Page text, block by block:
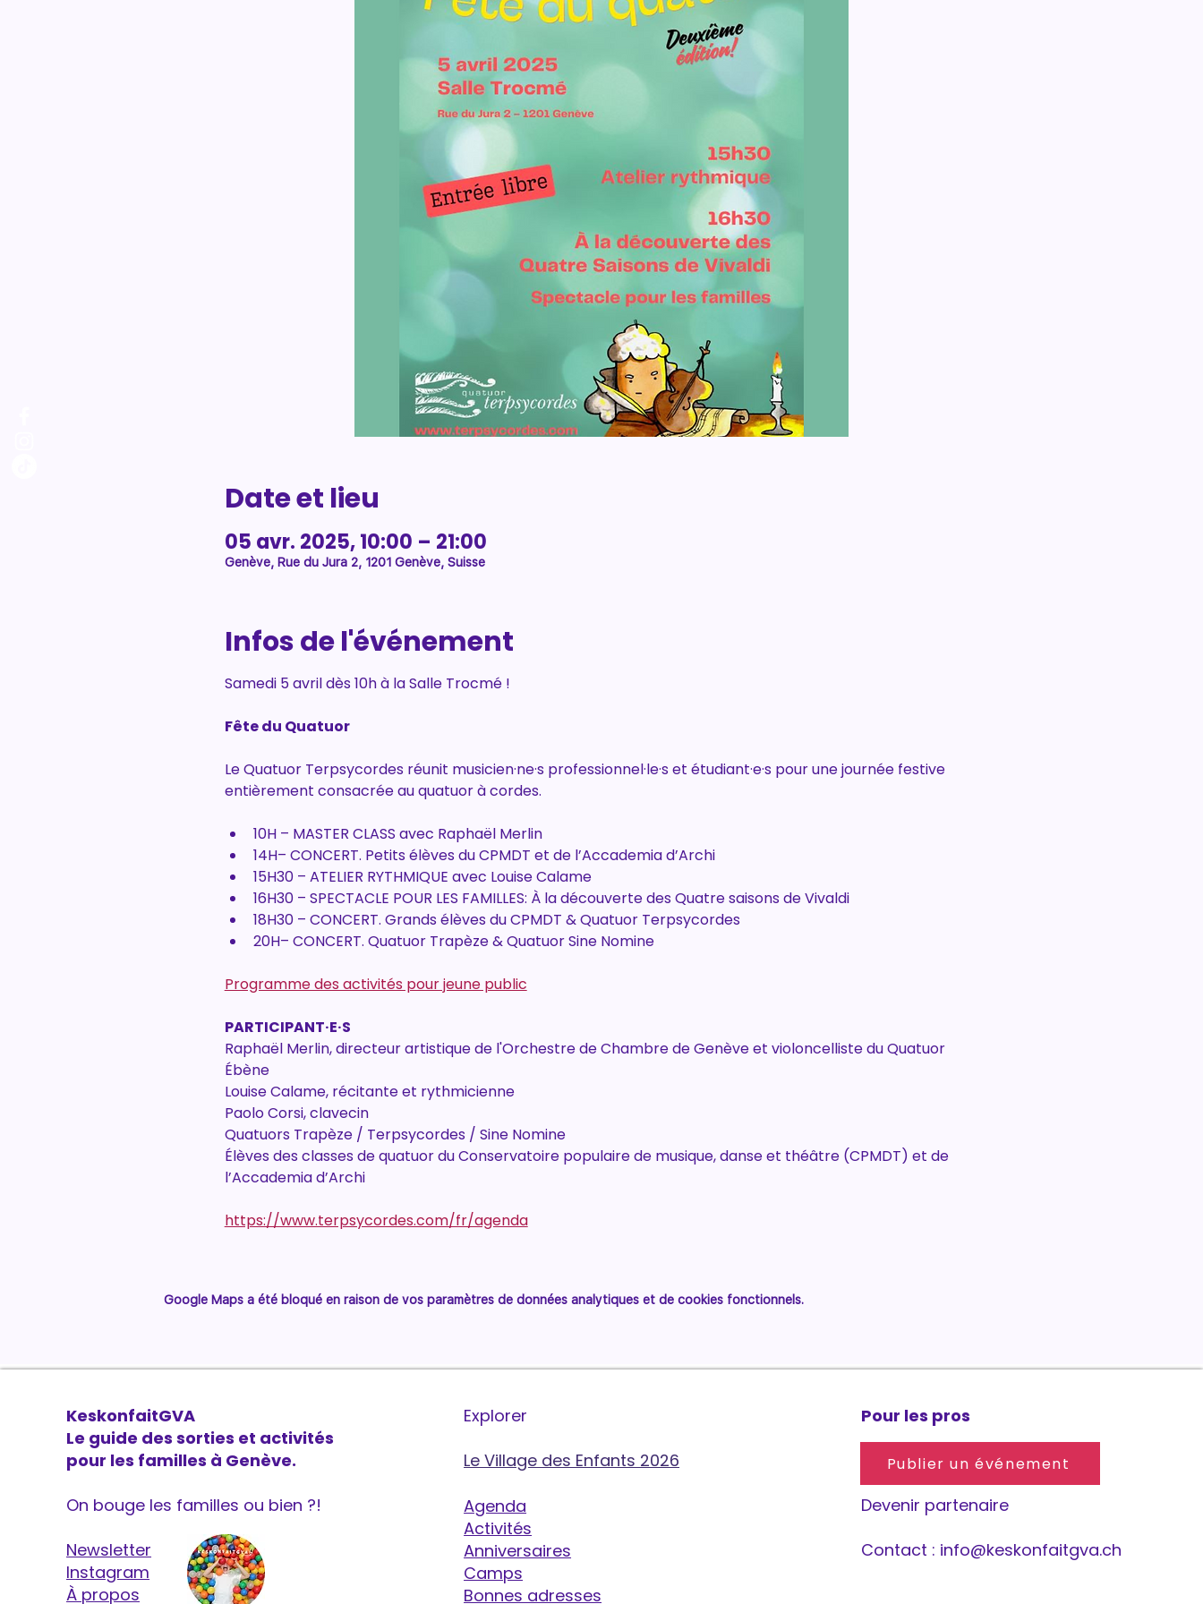
Date et lieu
05 avr. 2025, 10:00 – 21:00
Genève, Rue du Jura 2, 1201 Genève, Suisse
Infos de l'événement
Samedi 5 avril dès 10h à la Salle Trocmé !
Fête du Quatuor
Le Quatuor Terpsycordes réunit musicien·ne·s professionnel·le·s et étudiant·e·s pour une journée festive
entièrement consacrée au quatuor à cordes.
10H – MASTER CLASS avec Raphaël Merlin
14H– CONCERT. Petits élèves du CPMDT et de l’Accademia d’Archi
15H30 – ATELIER RYTHMIQUE avec Louise Calame
16H30 – SPECTACLE POUR LES FAMILLES: À la découverte des Quatre saisons de Vivaldi
18H30 – CONCERT. Grands élèves du CPMDT & Quatuor Terpsycordes
20H– CONCERT. Quatuor Trapèze & Quatuor Sine Nomine
Programme des activités pour jeune public
PARTICIPANT·E·S
Raphaël Merlin, directeur artistique de l'Orchestre de Chambre de Genève et violoncelliste du Quatuor
Ébène
Louise Calame, récitante et rythmicienne
Paolo Corsi, clavecin
Quatuors Trapèze / Terpsycordes / Sine Nomine
Élèves des classes de quatuor du Conservatoire populaire de musique, danse et théâtre (CPMDT) et de
l’Accademia d’Archi
https://www.terpsycordes.com/fr/agenda
Google Maps a été bloqué en raison de vos paramètres de données analytiques et de cookies fonctionnels.
KeskonfaitGVA
Le guide des sorties et activités
pour les familles à Genève.
On bouge les familles ou bien ?!
Newsletter
Instagram
À propos
Explorer
Le Village des Enfants 2026
Agenda
Activités
Anniversaires
Camps
Bonnes adresses
Pour les pros
Devenir partenaire
Contact : info@keskonfaitgva.ch
Publier un événement